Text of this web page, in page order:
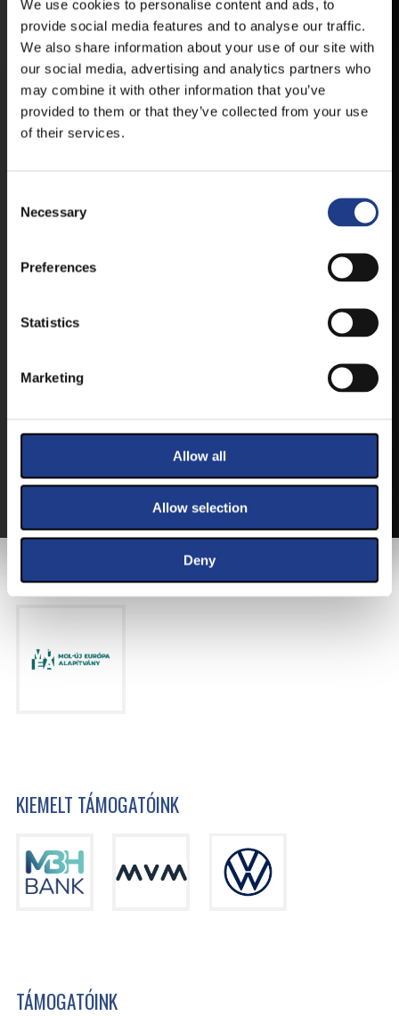
We use cookies to personalise content and ads, to
provide social media features and to analyse our traffic.
We also share information about your use of our site with
our social media, advertising and analytics partners who
may combine it with other information that you’ve
provided to them or that they’ve collected from your use
of their services.
Necessary
Preferences
Statistics
Marketing
Allow all
Allow selection
Deny
JEGYEK
ONLINE!
VÁLTSA MEG JEGYÉT ONLINE, BANKKÁRTYÁS
FIZETÉSSEL!
A JEGYVÁSÁRLÁSI INFORMÁCIÓKAT ITT TALÁLJA.
HELYSZÍNVÁLTOZÁSRÓL.
ELÉRHETŐ ANDROID ÉS IOS RENDSZEREKRE AZ
ISMERT HELYEKEN, VAGY IDE KATTINTVA :
ANDROID
FŐTÁMOGATÓNK
KIEMELT TÁMOGATÓINK
TÁMOGATÓINK